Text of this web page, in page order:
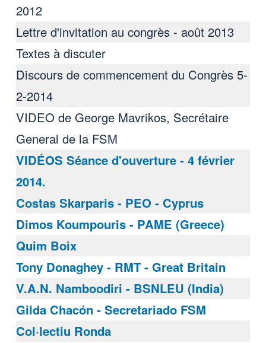
2012
Lettre d'invitation au congrès - août 2013
Textes à discuter
Discours de commencement du Congrès 5-
2-2014
VIDEO de George Mavrikos, Secrétaire
General de la FSM
VIDÉOS Séance d'ouverture - 4 février
2014.
Costas Skarparis - PEO - Cyprus
Dimos Koumpouris - PAME (Greece)
Quim Boix
Tony Donaghey - RMT - Great Britain
V.A.N. Namboodiri - BSNLEU (India)
Gilda Chacón - Secretariado FSM
Col·lectiu Ronda